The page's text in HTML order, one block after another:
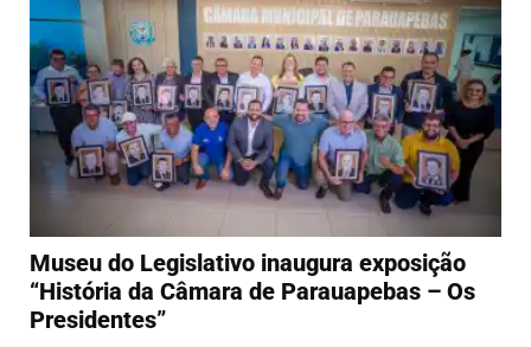
Museu do Legislativo inaugura exposição
“História da Câmara de Parauapebas – Os
Presidentes”